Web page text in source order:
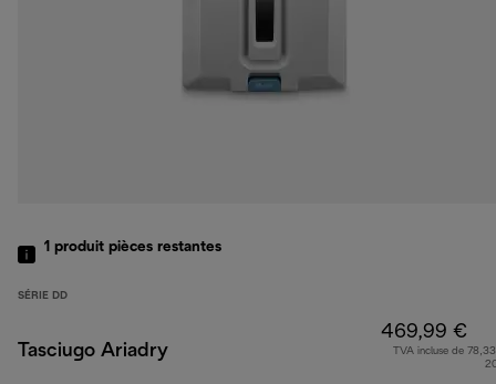
1 produit pièces restantes
SÉRIE DD
Tasciugo Ariadry
469,99 €
TVA incluse de